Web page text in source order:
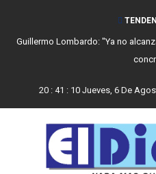
Guillermo Lombardo: "Ya no
20: 41 : 11 Jueves, 6 De